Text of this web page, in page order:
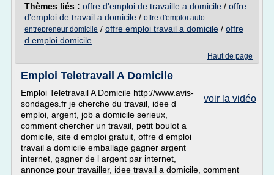
Thèmes liés : offre d'emploi de travaille a domicile / offre
d'emploi de travail a domicile / offre d'emploi auto
entrepreneur domicile / offre emploi travail a domicile / offre
d emploi domicile
Haut de page
Emploi Teletravail A Domicile
voir la vidéo
Emploi Teletravail A Domicile http://www.avis-
sondages.fr je cherche du travail, idee d
emploi, argent, job a domicile serieux,
comment chercher un travail, petit boulot a
domicile, site d emploi gratuit, offre d emploi
travail a domicile emballage gagner argent
internet, gagner de l argent par internet,
annonce pour travailler, idee travail a domicile, comment